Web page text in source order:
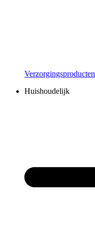
Verzorgingsproducten
Huishoudelijk